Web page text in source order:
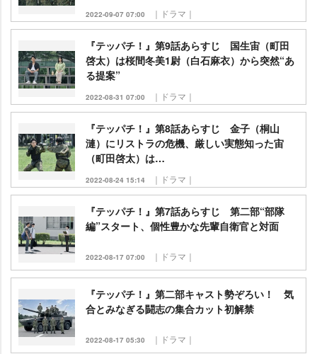
2022-09-07 07:00 ｜ドラマ｜
『テッパチ！』第9話あらすじ 国生宙（町田
啓太）は桜間冬美1尉（白石麻衣）から突然“あ
る提案”
2022-08-31 07:00 ｜ドラマ｜
『テッパチ！』第8話あらすじ 金子（桐山
漣）にリストラの危機、厳しい実態知った宙
（町田啓太）は…
2022-08-24 15:14 ｜ドラマ｜
『テッパチ！』第7話あらすじ 第二部“部隊
編”スタート、個性豊かな先輩自衛官と対面
2022-08-17 07:00 ｜ドラマ｜
『テッパチ！』第二部キャスト勢ぞろい！ 気
合とみなぎる闘志の集合カット初解禁
2022-08-17 05:30 ｜ドラマ｜